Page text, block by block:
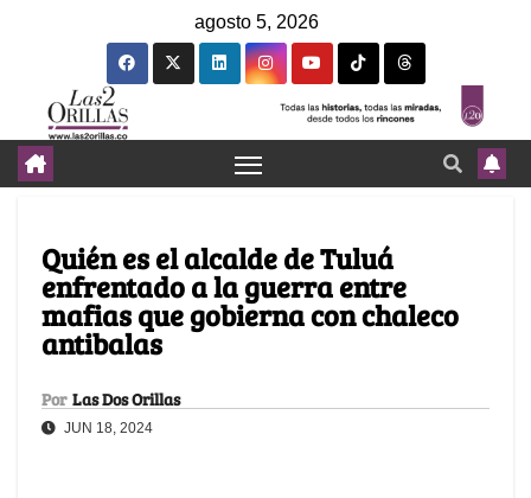
agosto 5, 2026
Quién es el alcalde de Tuluá
enfrentado a la guerra entre
mafias que gobierna con chaleco
antibalas
Por Las Dos Orillas
JUN 18, 2024